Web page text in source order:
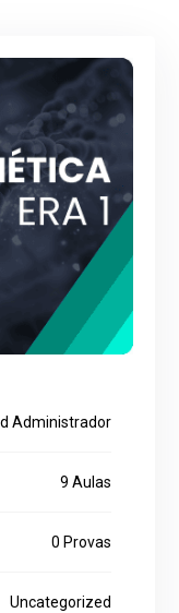
Administrador
9 Aulas
0 Provas
Uncategorized